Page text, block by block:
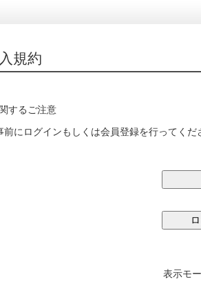
規約
するご注意
前にログインもしくは会員登録を行ってくだ
表示モ